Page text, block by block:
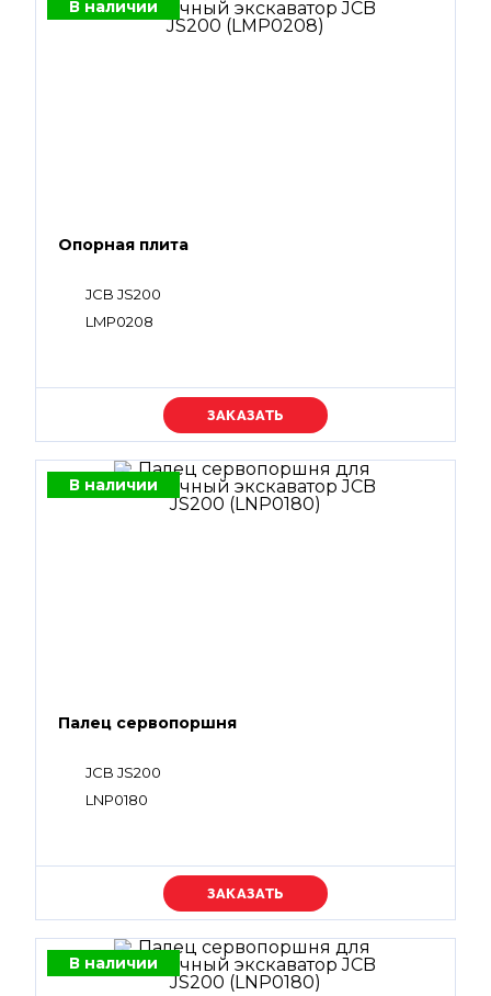
В наличии
Опорная плита
JCB JS200
LMP0208
Уточняйте цену
В наличии
Палец сервопоршня
JCB JS200
LNP0180
Уточняйте цену
В наличии